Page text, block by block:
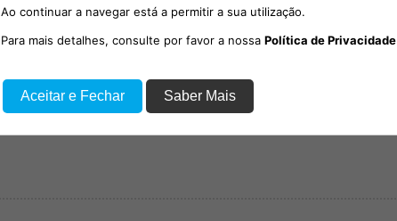
Ao continuar a navegar está a permitir a sua utilização.
Para mais detalhes, consulte por favor a nossa Política de Privacidade
Aceitar e Fechar Saber Mais